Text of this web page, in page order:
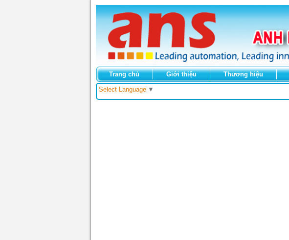
Trang chủ Giới thiệu Thương hiệu
Select Language ▼